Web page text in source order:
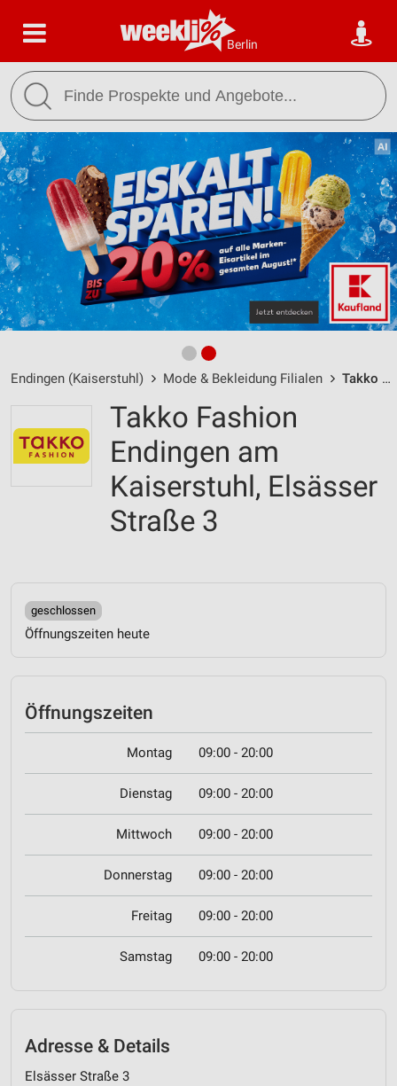
Berlin
Endingen (Kaiserstuhl) Mode & Bekleidung Filialen Takko Fashion Endingen am Kaiserstuhl / Elsässer Straße 3 - Öffnungszeiten & Adresse
Takko Fashion
Endingen am
Kaiserstuhl, Elsässer
Straße 3
geschlossen
Öffnungszeiten heute
Öffnungszeiten
Montag 09:00 - 20:00
Dienstag 09:00 - 20:00
Mittwoch 09:00 - 20:00
Donnerstag 09:00 - 20:00
Freitag 09:00 - 20:00
Samstag 09:00 - 20:00
Adresse & Details
Elsässer Straße 3